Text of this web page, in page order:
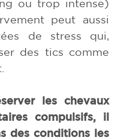
ou trop intense)
peut aussi
de stress qui,
des tics comme
les chevaux
compulsifs, il
des conditions les